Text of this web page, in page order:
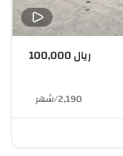
ريال 100,000
2,190
/شهر